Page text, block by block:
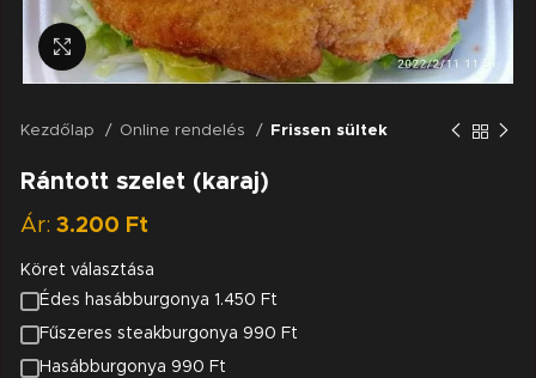
Nagyításhoz kattints a képre
Kezdőlap Online rendelés Frissen sültek
Rántott szelet (karaj)
Ár: 3.200 Ft
Köret választása
Édes hasábburgonya 1.450 Ft
Fűszeres steakburgonya 990 Ft
Hasábburgonya 990 Ft